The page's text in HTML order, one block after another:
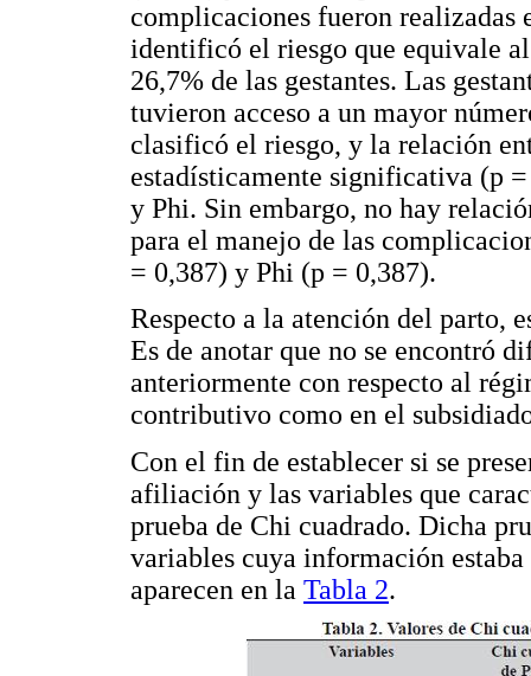
complicaciones fueron realizadas
identificó el riesgo que equivale
26,7% de las gestantes. Las
tuvieron acceso a un mayor
clasificó el riesgo, y la relación
estadísticamente significativa (p
y Phi. Sin embargo, no hay
para el manejo de las
= 0,387) y Phi (p = 0,387).
Respecto a la atención del parto,
Es de anotar que no se encontró
anteriormente con respecto al
contributivo como en el
Con el fin de establecer si se
afiliación y las variables que
prueba de Chi cuadrado. Dicha
variables cuya información
aparecen en la Tabla 2.